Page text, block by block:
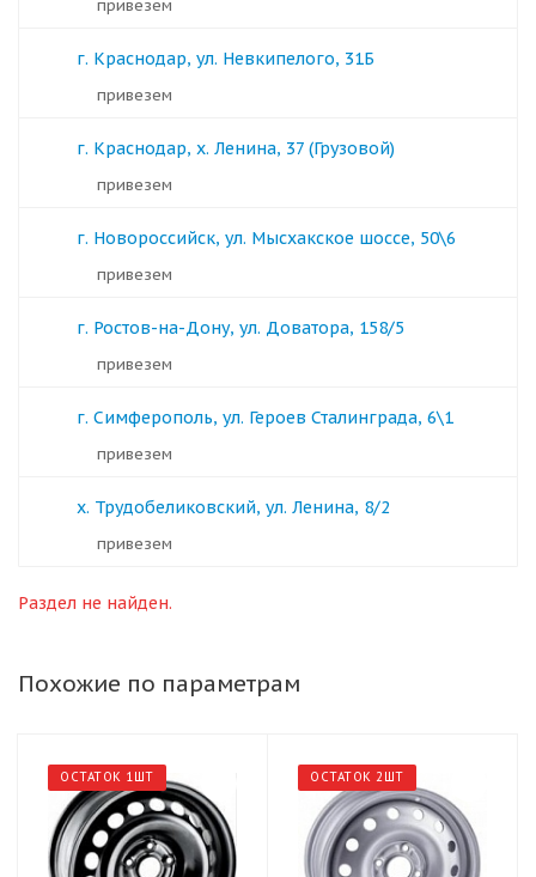
Привезем
г. Краснодар, ул. Невкипелого, 31Б
Привезем
г. Краснодар, х. Ленина, 37 (Грузовой)
Привезем
г. Новороссийск, ул. Мысхакское шоссе, 50\6
Привезем
г. Ростов-на-Дону, ул. Доватора, 158/5
Привезем
г. Симферополь, ул. Героев Сталинграда, 6\1
Привезем
х. Трудобеликовский, ул. Ленина, 8/2
Привезем
Раздел не найден.
Похожие по параметрам
ОСТАТОК 1ШТ ОСТАТОК 2ШТ